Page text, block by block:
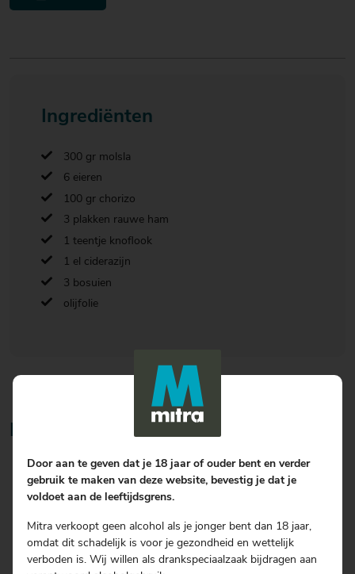
Ingrediënten
300 gr molsla
6 eieren
100 gr chorizo
3 plakken rauwe ham
1 teentje knoflook
1 el ciderazijn
3 bosuien
olijfolie
Bereiding
Was de slablaadjes verschillende keren in steeds schoon
water. Kook de eieren 5 minuten (zachtgekookt) en pel ze.
Snijd de chorizo in luciferdunne reepjes, de ham in reepjes, pel
de knoflook en hak hem fijn.
Bak de knoflook, chorizo en rauwe ham in de olijfolie. Laat het
geheel uitlekken en meng door de sla.
Roer de ciderazijn door de olijfolie en bewaar de olie voor de
Door aan te geven dat je 18 jaar of ouder bent en verder
gebruik te maken van deze website, bevestig je dat je
voldoet aan de leeftijdsgrens.
Mitra verkoopt geen alcohol als je jonger bent dan 18 jaar,
omdat dit schadelijk is voor je gezondheid en wettelijk
verboden is. Wij willen als drankspeciaalzaak bijdragen aan